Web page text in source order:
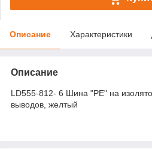
Описание Характеристики
Описание
LD555-812- 6 Шина "PE" на
выводов, желтый